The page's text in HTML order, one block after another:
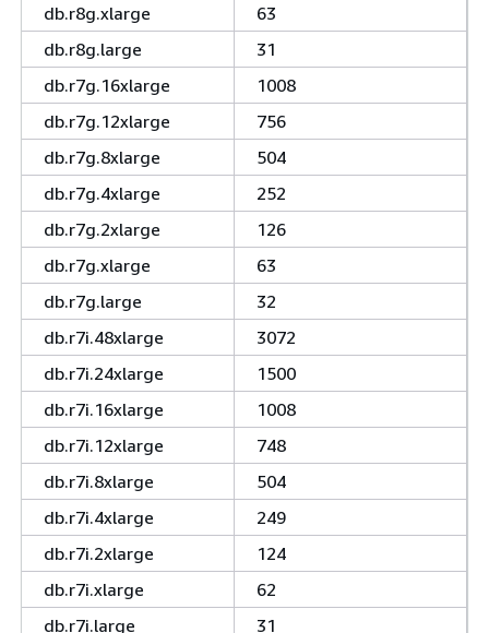
db.r8g.xlarge
63
db.r8g.large
31
db.r7g.16xlarge
1008
db.r7g.12xlarge
756
db.r7g.8xlarge
504
db.r7g.4xlarge
252
db.r7g.2xlarge
126
db.r7g.xlarge
63
db.r7g.large
32
db.r7i.48xlarge
3072
db.r7i.24xlarge
1500
db.r7i.16xlarge
1008
db.r7i.12xlarge
748
db.r7i.8xlarge
504
db.r7i.4xlarge
249
db.r7i.2xlarge
124
db.r7i.xlarge
62
db.r7i.large
31